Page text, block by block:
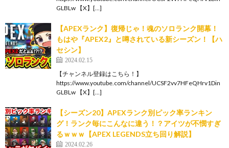
GLBLw 【X】[…]
【APEXランク】復帰じゃ！魂のソロランク開幕！
もはや『APEX2』と噂されている新シーズン！【ハ
セシン】
2024.02.15
【チャンネル登録はこちら！】
https://www.youtube.com/channel/UCSF2vv7HFeQHrv1Din
GLBLw 【X】[…]
【シーズン20】APEXランク別ピック率ランキン
グ！ランク毎にこんなに違う！？アイツが不憫すぎ
るｗｗｗ【APEX LEGENDS立ち回り解説】
2024.02.26